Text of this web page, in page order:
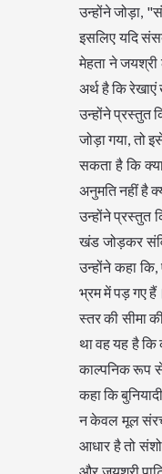
उन्होंने जोड़ा,
इसलिए यदि
मेहता ने जयश्री
अर्थ है कि
उन्होंने प्रस्तुत
जोड़ा गया, तो
सकता है कि
अनुमति नहीं है
उन्होंने प्रस्तुत किया, "एक नए खंड के सम्मिलन का परीक्षण करते समय, किसी अन्य खंड पर भरोसा नहीं किया जा सकता है जब तक कि आप यह नहीं कहते कि नया खंड जोड़कर संविधान की इमारत दूर हो जाती है।" यह प्रस्तुत करते हुए कि संविधान में संशोधन करने की संसद की शक्ति एक प्रत्यायोजित और घटक शक्ति है, उन्होंने कहा कि, एक संवैधानिक संशोधन को चुनौती देने के लिए अत्यधिक उच्च स्तर की सीमा की आवश्यकता होती है। उन्होंने जोड़ा, "अधिकांश याचिकाकर्ता इस भ्रम में पड़ गए हैं। इंदिरा नेहरू गांधी, मिनर्वा मिल, वामन राव, एके रॉय, किहोतो, एम नागराज और एनसीटी दिल्ली राज्य बनाम भारत संघ- ये सभी निर्णय बताते हैं कि उच्च स्तर की सीमा की आवश्यकता है। यदि 15( 6), यह सम्मिलन है, यदि यह बुनियादी ढांचे का उल्लंघन करता है, तो याचिकाकर्ताओं को जो पहला अभ्यास करना चाहिए था वह यह है कि कौन सा मूल ढांचा है जिसका उल्लंघन किया गया? यह मेरा सर्वोत्कृष्ट निवेदन होगा, कि एक संवैधानिक संशोधन एक बुनियादी ढांचे को भी छू सकता है, काल्पनिक रूप से , लेकिन जब तक यह नहीं दिखाया जाता है कि यह मूल संरचना को बदल देता है,